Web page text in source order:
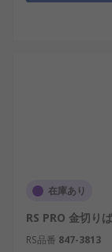
在庫あり
RS PRO 金切り
RS品番 847-3813